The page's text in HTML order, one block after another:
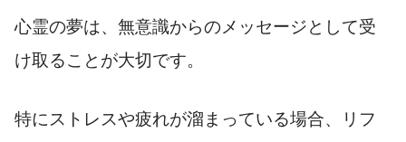
心霊の夢は、無意識からのメッセージとして受
け取ることが大切です。
特にストレスや疲れが溜まっている場合、リフ